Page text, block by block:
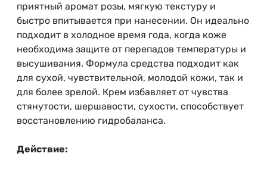
приятный аромат розы, мягкую текстуру и
быстро впитывается при нанесении. Он идеально
подходит в холодное время года, когда коже
необходима защите от перепадов температуры и
высушивания. Формула средства подходит как
для сухой, чувствительной, молодой кожи, так и
для более зрелой. Крем избавляет от чувства
стянутости, шершавости, сухости, способствует
восстановлению гидробаланса.
Действие: